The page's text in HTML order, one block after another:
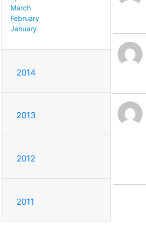
March
February
January
2014
2013
2012
2011